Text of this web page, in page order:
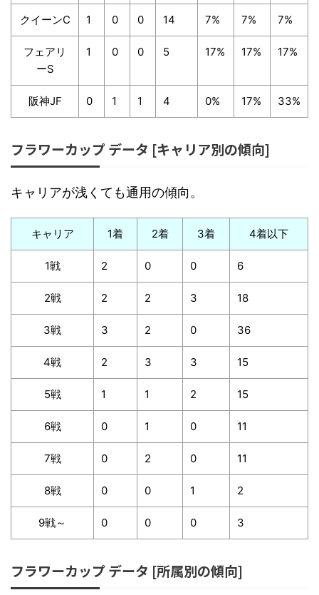
クイーンC 1 0 0 14 7% 7% 7%
フェアリ
ーS
1 0 0 5 17% 17% 17%
阪神JF 0 1 1 4 0% 17% 33%
フラワーカップ データ [キャリア別の傾向]
キャリアが浅くても通用の傾向。
キャリア 1着 2着 3着 4着以下
1戦 2 0 0 6
2戦 2 2 3 18
3戦 3 2 0 36
4戦 2 3 3 15
5戦 1 1 2 15
6戦 0 1 0 11
7戦 0 2 0 11
8戦 0 0 1 2
9戦～ 0 0 0 3
フラワーカップ データ [所属別の傾向]